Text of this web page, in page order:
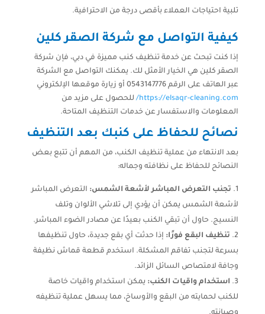
تلبية احتياجات العملاء بأقصى درجة من الاحترافية.
كيفية التواصل مع شركة الصقر كلين
إذا كنت تبحث عن خدمة تنظيف كنب مميزة في دبي، فإن شركة
الصقر كلين هي الخيار الأمثل لك. يمكنك التواصل مع الشركة
عبر الهاتف على الرقم 0543147776 أو زيارة موقعها الإلكتروني
https://elsaqr-cleaning.com/ للحصول على مزيد من
المعلومات والاستفسار عن خدمات التنظيف المتاحة.
نصائح للحفاظ على كنبك بعد التنظيف
بعد الانتهاء من عملية تنظيف الكنب، من المهم أن تتبع بعض
النصائح للحفاظ على نظافته وجماله:
تجنب التعرض المباشر لأشعة الشمس: التعرض المباشر
لأشعة الشمس يمكن أن يؤدي إلى تلاشي الألوان وتلف
النسيج. حاول أن تبقي الكنب بعيدًا عن مصادر الضوء المباشر.
تنظيف البقع فورًا: إذا حدثت أي بقع جديدة، حاول تنظيفها
بسرعة لتجنب تفاقم المشكلة. استخدم قطعة قماش نظيفة
وجافة لامتصاص السائل الزائد.
استخدام واقيات الكنب: يمكن استخدام واقيات خاصة
للكنب لحمايته من البقع والأوساخ، مما يسهل عملية تنظيفه